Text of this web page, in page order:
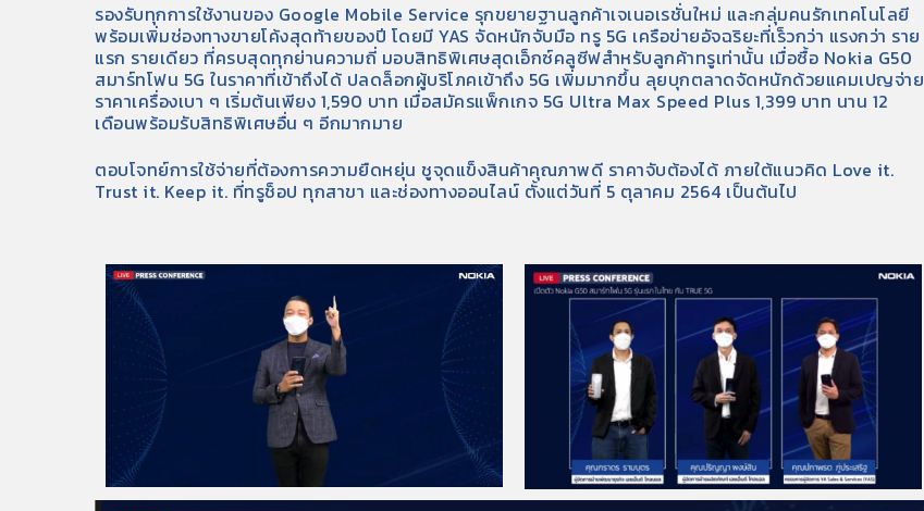
รองรับทุกการใช้งานของ Google Mobile Service รุกขยายฐานลูกค้าเจเนอเรชั่นใหม่ และกลุ่มคนรักเทคโนโลยี
พร้อมเพิ่มช่องทางขายโค้งสุดท้ายของปี โดยมี YAS จัดหนักจับมือ ทรู 5G เครือข่ายอัจฉริยะที่เร็วกว่า แรงกว่า ราย
แรก รายเดียว ที่ครบสุดทุกย่านความถี่ มอบสิทธิพิเศษสุดเอ็กซ์คลูซีฟสำหรับลูกค้าทรูเท่านั้น เมื่อซื้อ Nokia G50
สมาร์ทโฟน 5G ในราคาที่เข้าถึงได้ ปลดล็อกผู้บริโภคเข้าถึง 5G เพิ่มมากขึ้น ลุยบุกตลาดจัดหนักด้วยแคมเปญจ่าย
ราคาเครื่องเบา ๆ เริ่มต้นเพียง 1,590 บาท เมื่อสมัครแพ็กเกจ 5G Ultra Max Speed Plus 1,399 บาท นาน 12
เดือนพร้อมรับสิทธิพิเศษอื่น ๆ อีกมากมาย
ตอบโจทย์การใช้จ่ายที่ต้องการความยืดหยุ่น ชูจุดแข็งสินค้าคุณภาพดี ราคาจับต้องได้ ภายใต้แนวคิด Love it.
Trust it. Keep it. ที่ทรูช็อป ทุกสาขา และช่องทางออนไลน์ ตั้งแต่วันที่ 5 ตุลาคม 2564 เป็นต้นไป